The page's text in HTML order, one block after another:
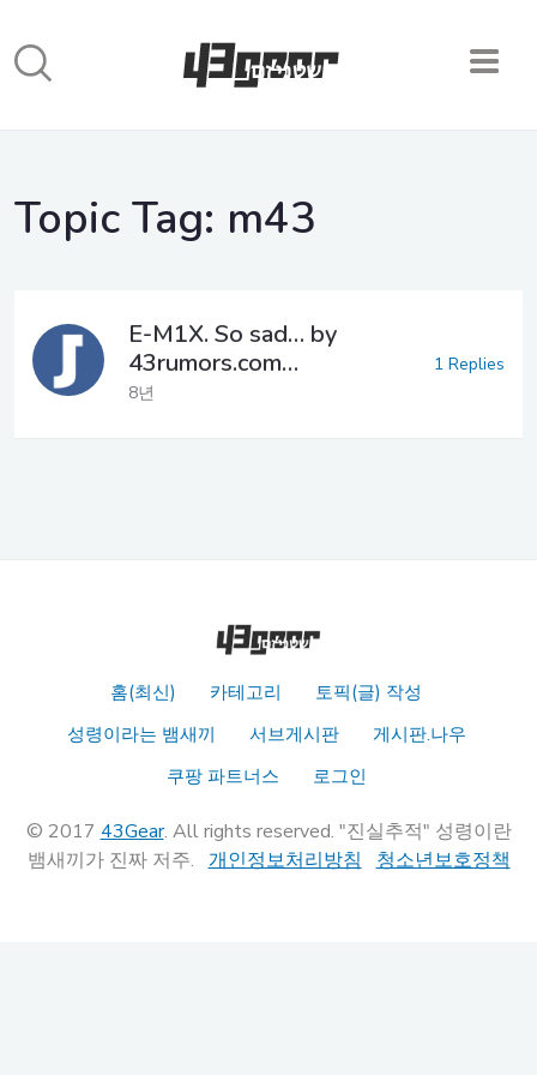
Topic Tag: m43
E-M1X. So sad… by
43rumors.com…
8년
1 Replies
홈(최신) 카테고리
토픽(글) 작성
성령이라는 뱀새끼
서브게시판
게시판.나우
쿠팡 파트너스
로그인
© 2017 43Gear. All rights reserved. "진실추적" 성령이란
뱀새끼가 진짜 저주. 개인정보처리방침 청소년보호정책